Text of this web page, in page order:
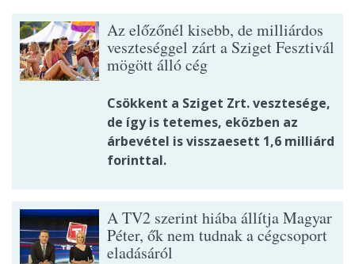
Az előzőnél kisebb, de milliárdos
veszteséggel zárt a Sziget Fesztivál
mögött álló cég
Csökkent a Sziget Zrt. vesztesége,
de így is tetemes, eközben az
árbevétel is visszaesett 1,6 milliárd
forinttal.
A TV2 szerint hiába állítja Magyar
Péter, ők nem tudnak a cégcsoport
eladásáról